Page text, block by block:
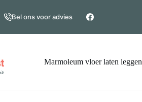
Bel ons voor advies
Marmoleum vloer laten leggen